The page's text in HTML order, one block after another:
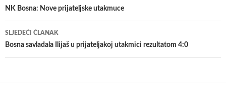
članaka
NK Bosna: Nove prijateljske utakmuce
SLJEDEĆI ČLANAK
Bosna savladala Ilijaš u prijateljakoj utakmici rezultatom 4:0